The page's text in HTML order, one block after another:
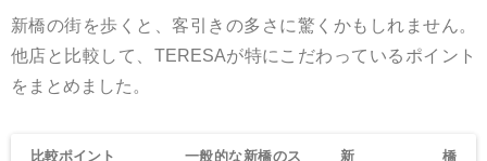
新橋の街を歩くと、客引きの多さに驚くかもしれません。
他店と比較して、TERESAが特にこだわっているポイント
をまとめました。
比較ポイント
一般的な新橋のス
新橋